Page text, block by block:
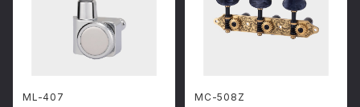
ML-407 MC-508Z